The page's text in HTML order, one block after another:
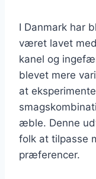
I Danmark har
været lavet
kanel og
blevet mere
at
æble. Denne
folk at tilpasse
præferencer.